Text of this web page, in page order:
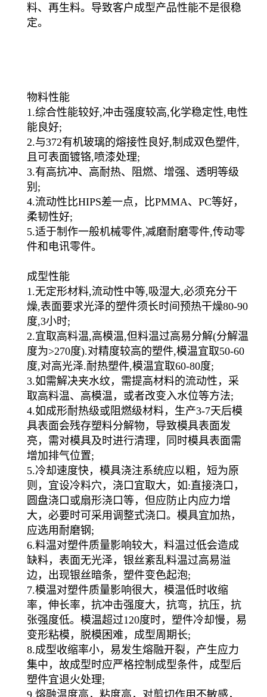
料、再生料。导致客户成型产品性能不是很稳
定。
物料性能
1.综合性能较好,冲击强度较高,化学稳定性,电性
能良好;
2.与372有机玻璃的熔接性良好,制成双色塑件,
且可表面镀铬,喷漆处理;
3.有高抗冲、高耐热、阻燃、增强、透明等级
别;
4.流动性比HIPS差一点，比PMMA、PC等好，
柔韧性好;
5.适于制作一般机械零件,减磨耐磨零件,传动零
件和电讯零件。
成型性能
1.无定形材料,流动性中等,吸湿大,必须充分干
燥,表面要求光泽的塑件须长时间预热干燥80-90
度,3小时;
2.宜取高料温,高模温,但料温过高易分解(分解温
度为>270度).对精度较高的塑件,模温宜取50-60
度,对高光泽.耐热塑件,模温宜取60-80度;
3.如需解决夹水纹，需提高材料的流动性，采
取高料温、高模温，或者改变入水位等方法;
4.如成形耐热级或阻燃级材料，生产3-7天后模
具表面会残存塑料分解物，导致模具表面发
亮，需对模具及时进行清理，同时模具表面需
增加排气位置;
5.冷却速度快，模具浇注系统应以粗，短为原
则，宜设冷料穴，浇口宜取大，如:直接浇口，
圆盘浇口或扇形浇口等，但应防止内应力增
大，必要时可采用调整式浇口。模具宜加热，
应选用耐磨钢;
6.料温对塑件质量影响较大，料温过低会造成
缺料，表面无光泽，银丝紊乱料温过高易溢
边，出现银丝暗条，塑件变色起泡;
7.模温对塑件质量影响很大，模温低时收缩
率，伸长率，抗冲击强度大，抗弯，抗压，抗
张强度低。模温超过120度时，塑件冷却慢，易
变形粘模，脱模困难，成型周期长;
8.成型收缩率小，易发生熔融开裂，产生应力
集中，故成型时应严格控制成型条件，成型后
塑件宜退火处理;